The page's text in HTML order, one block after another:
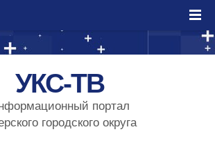
УКС-ТВ
портал
городского округа